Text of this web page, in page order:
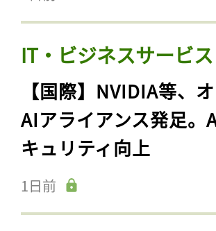
IT・ビジネスサービス
【国際】NVIDIA等、
AIアライアンス発足。
キュリティ向上
1日前